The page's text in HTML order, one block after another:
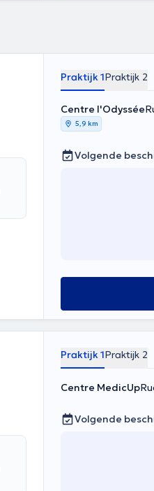
Praktijk 1Praktijk 2
Centre l'Odyssée
5,9 km
Volgende
Praktijk 1Praktijk 2
Centre MedicUp
Volgende